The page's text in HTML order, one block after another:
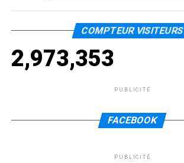
COMPTEUR VISITEURS
2,973,353
PUBLICITÉ
FACEBOOK
PUBLICITÉ